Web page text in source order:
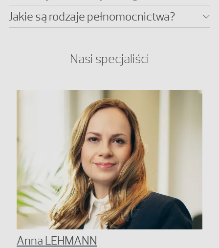
Jakie są rodzaje pełnomocnictwa?
Nasi specjaliści
Anna LEHMANN